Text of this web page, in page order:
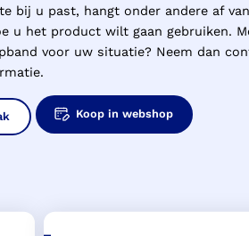
bij u past, hangt onder andere af
u het product wilt gaan gebruiken.
voor uw situatie? Neem dan
Koop in webshop